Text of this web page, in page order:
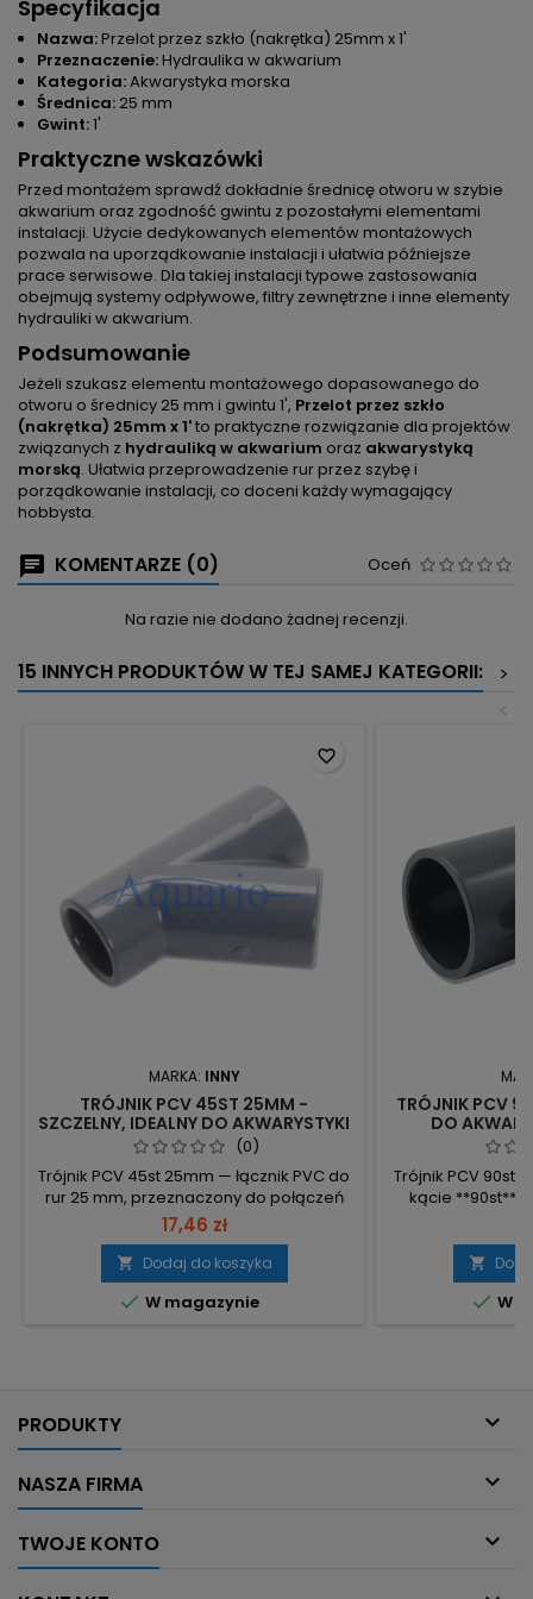
Specyfikacja
Nazwa:Przelot przez szkło (nakrętka) 25mm x 1'
Przeznaczenie:Hydraulika w akwarium
Kategoria:Akwarystyka morska
Średnica: 25 mm
Gwint:1'
Praktyczne wskazówki
Przed montażem sprawdź dokładnie średnicę otworu w szybie
akwarium oraz zgodność gwintu z pozostałymi elementami
instalacji. Użycie dedykowanych elementów montażowych
pozwala na uporządkowanie instalacji i ułatwia późniejsze
prace serwisowe. Dla takiej instalacji typowe zastosowania
obejmują systemy odpływowe, filtry zewnętrzne i inne elementy
hydrauliki w akwarium.
Podsumowanie
Jeżeli szukasz elementu montażowego dopasowanego do
otworu o średnicy 25 mm i gwintu 1', Przelot przez szkło
(nakrętka) 25mm x 1'to praktyczne rozwiązanie dla projektów
związanych z hydrauliką w akwarium oraz akwarystyką
morską. Ułatwia przeprowadzenie rur przez szybę i
porządkowanie instalacji, co doceni każdy wymagający
hobbysta.
KOMENTARZE (0) Oceń
Na razie nie dodano żadnej recenzji.
15 INNYCH PRODUKTÓW W TEJ SAMEJ KATEGORII:
>
<
MARKA: INNY
TRÓJNIK PCV 45ST 25MM -
SZCZELNY, IDEALNY DO AKWARYSTYKI
MORSKIEJ (0)
Trójnik PCV 45st 25mm — łącznik PVC do
rur 25 mm, przeznaczony do połączeń
pod kątem 45°. Średnica: 25 mm –
dopasowanie do rur o nominalnej
średnicy 25 mm Kąt: 45° – umożliwia
odgałęzienie pod kątem 45 stopni
Materiał: PCV – kompatybilny z
17,46 zł
 Dodaj do koszyka
 W magazynie
favorite_border
TRÓJNIK PCV
DO
Trójnik PCV 90st
kącie **90st** i
PVC. Średnica:
do rur Ø25 mm.
pod

 W
PRODUKTY 
NASZA FIRMA 
TWOJE KONTO 